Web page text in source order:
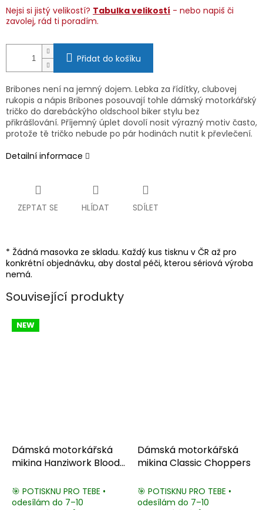
Nejsi si jistý velikostí? Tabulka velikostí - nebo napiš či
zavolej, rád ti poradím.
Přidat do košíku
Bribones není na jemný dojem. Lebka za řídítky, clubovej
rukopis a nápis Bribones posouvají tohle dámský motorkářský
tričko do darebáckýho oldschool biker stylu bez
přikrášlování. Příjemný úplet dovolí nosit výrazný motiv často,
protože tě tričko nebude po pár hodinách nutit k převlečení.
Detailní informace
ZEPTAT SE HLÍDAT SDÍLET
* Žádná masovka ze skladu. Každý kus tisknu v ČR až pro
konkrétní objednávku, aby dostal péči, kterou sériová výroba
nemá.
Související produkty
NEW
Dámská motorkářská
mikina Hanziwork Bloody
🎯 POTISKNU PRO TEBE •
odesílám do 7–10
Dámská motorkářská
mikina Classic Choppers
🎯 POTISKNU PRO TEBE •
odesílám do 7–10